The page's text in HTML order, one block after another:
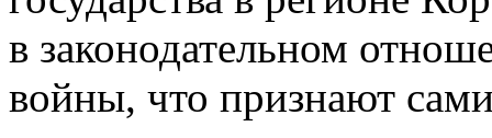
в законодательном
войны, что признают